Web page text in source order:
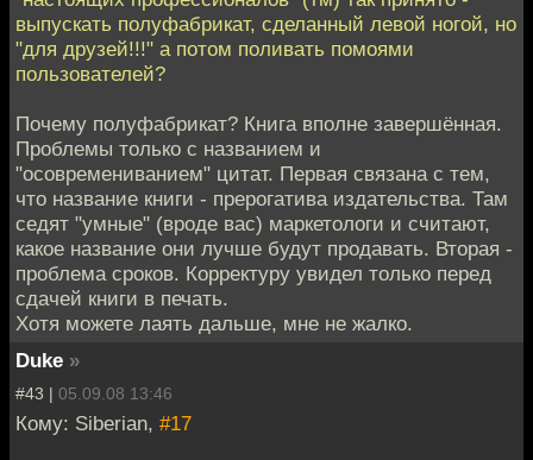
выпускать полуфабрикат, сделанный левой ногой, но
"для друзей!!!" а потом поливать помоями
пользователей?
Почему полуфабрикат? Книга вполне завершённая.
Проблемы только с названием и
"осовремениванием" цитат. Первая связана с тем,
что название книги - прерогатива издательства. Там
седят "умные" (вроде вас) маркетологи и считают,
какое название они лучше будут продавать. Вторая -
проблема сроков. Корректуру увидел только перед
сдачей книги в печать.
Хотя можете лаять дальше, мне не жалко.
Duke »
#43 | 05.09.08 13:46
Кому: Siberian, #17